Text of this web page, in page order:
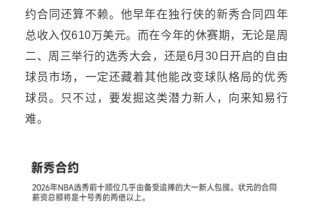
约合同还算不赖。他早年在独行侠的新秀合同四年
总收入仅610万美元。而在今年的休赛期，无论是周
二、周三举行的选秀大会，还是6月30日开启的自由
球员市场，一定还藏着其他能改变球队格局的优秀
球员。只 不过， 要发掘这类潜力新人，向来知易行
难。